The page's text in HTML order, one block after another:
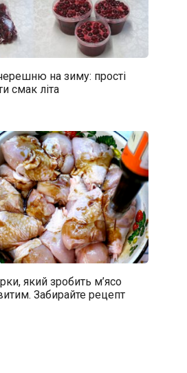
на зиму: прості
смак літа
який зробить м’ясо
Забирайте рецепт